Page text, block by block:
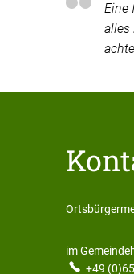
Eine
alles
im
+49